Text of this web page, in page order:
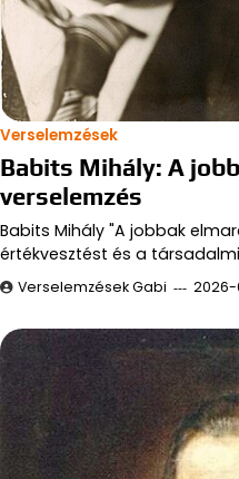
Verselemzések
Babits Mihály: A
verselemzés
Babits Mihály "A jobbak
értékvesztést és a
Verselemzések Gabi 2026-